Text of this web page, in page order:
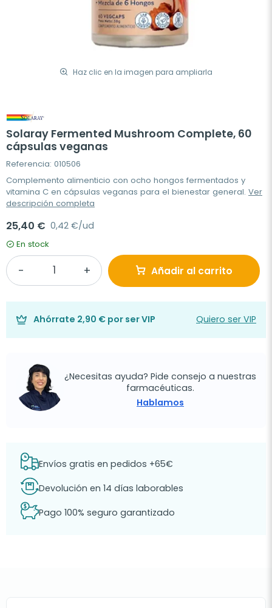
Haz clic en la imagen para ampliarla
Solaray Fermented Mushroom Complete, 60
cápsulas veganas
Referencia: 010506
Complemento alimenticio con ocho hongos fermentados y
vitamina C en cápsulas veganas para el bienestar general. Ver
descripción completa
25,40 € 0,42 €/ud
En stock
Añadir al carrito
Ahórrate 2,90 € por ser VIP Quiero ser VIP
¿Necesitas ayuda? Pide consejo a nuestras
farmacéuticas.
Hablamos
Envíos gratis en pedidos +65€
Devolución en 14 días laborables
Pago 100% seguro garantizado